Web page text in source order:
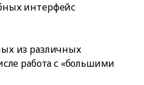
интерфейс
из различных
работа с «большими